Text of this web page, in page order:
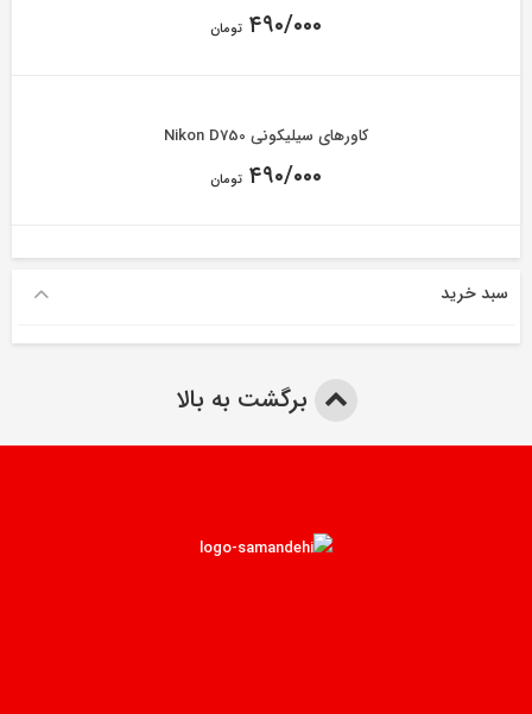
۴۹۰/۰۰۰ تومان
کاورهای سیلیکونی Nikon D750
۴۹۰/۰۰۰ تومان
سبد خرید
برگشت به بالا